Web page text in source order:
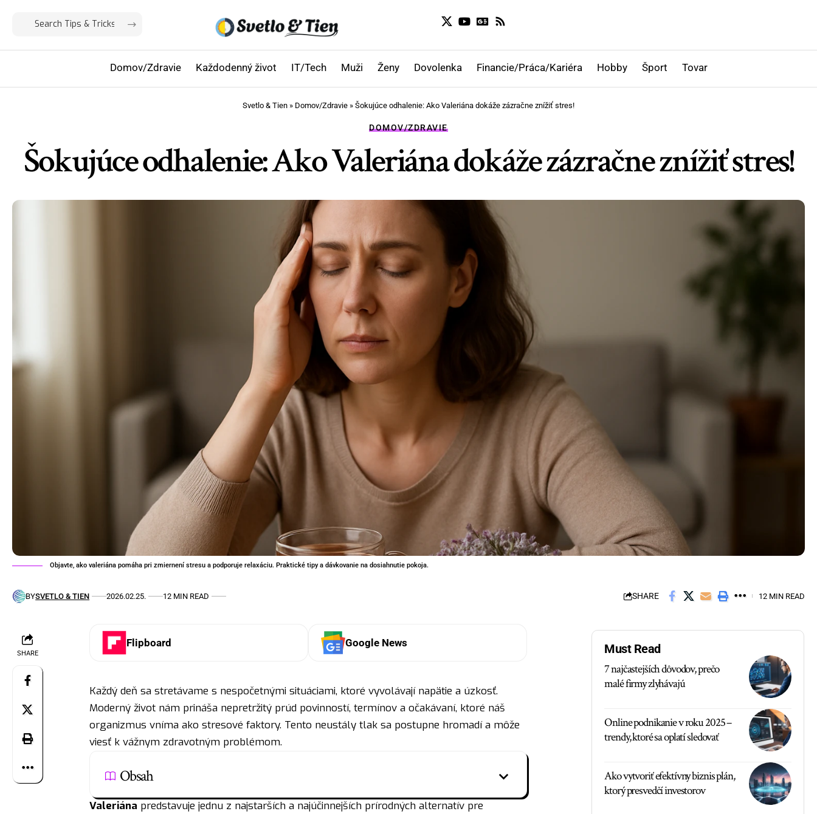
Domov/Zdravie Každodenný život IT/Tech Muži Ženy Dovolenka Financie/Práca/Kariéra Hobby Šport Tovar
Svetlo & Tien » Domov/Zdravie » Šokujúce odhalenie: Ako Valeriána dokáže zázračne znížiť stres!
DOMOV/ZDRAVIE
Šokujúce odhalenie: Ako Valeriána dokáže zázračne znížiť stres!
Objavte, ako valeriána pomáha pri zmiernení stresu a podporuje relaxáciu. Praktické tipy a dávkovanie na dosiahnutie pokoja.
BYSVETLO & TIEN 2026.02.25. 12 MIN READ SHARE 12 MIN READ
SHARE
Flipboard Google News
Každý deň sa stretávame s nespočetnými situáciami, ktoré vyvolávají napätie a úzkosť.
Moderný život nám prináša nepretržitý prúd povinností, termínov a očakávaní, ktoré náš
organizmus vníma ako stresové faktory. Tento neustály tlak sa postupne hromadí a môže
viesť k vážnym zdravotným problémom.
Obsah
Valeriána predstavuje jednu z najstarších a najúčinnejších prírodných alternatív pre
Must Read
7 najčastejších dôvodov, prečo
malé firmy zlyhávajú
Online podnikanie v roku 2025 –
trendy, ktoré sa oplatí sledovať
Ako vytvoriť efektívny biznis plán,
ktorý presvedčí investorov